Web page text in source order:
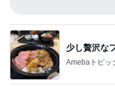
少し贅沢な
Amebaトピッ